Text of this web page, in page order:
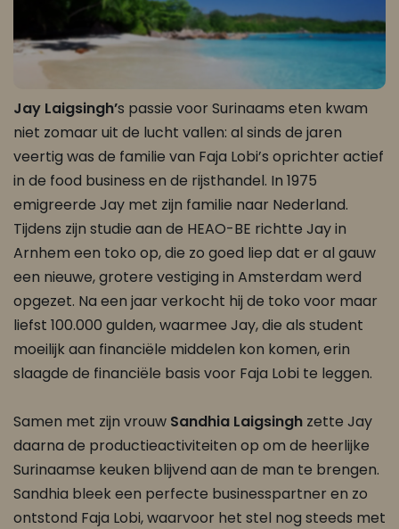
Jay Laigsingh’s passie voor Surinaams eten kwam
niet zomaar uit de lucht vallen: al sinds de jaren
veertig was de familie van Faja Lobi’s oprichter actief
in de food business en de rijsthandel. In 1975
emigreerde Jay met zijn familie naar Nederland.
Tijdens zijn studie aan de HEAO-BE richtte Jay in
Arnhem een toko op, die zo goed liep dat er al gauw
een nieuwe, grotere vestiging in Amsterdam werd
opgezet. Na een jaar verkocht hij de toko voor maar
liefst 100.000 gulden, waarmee Jay, die als student
moeilijk aan financiële middelen kon komen, erin
slaagde de financiële basis voor Faja Lobi te leggen.
Samen met zijn vrouw Sandhia Laigsingh zette Jay
daarna de productieactiviteiten op om de heerlijke
Surinaamse keuken blijvend aan de man te brengen.
Sandhia bleek een perfecte businesspartner en zo
ontstond Faja Lobi, waarvoor het stel nog steeds met